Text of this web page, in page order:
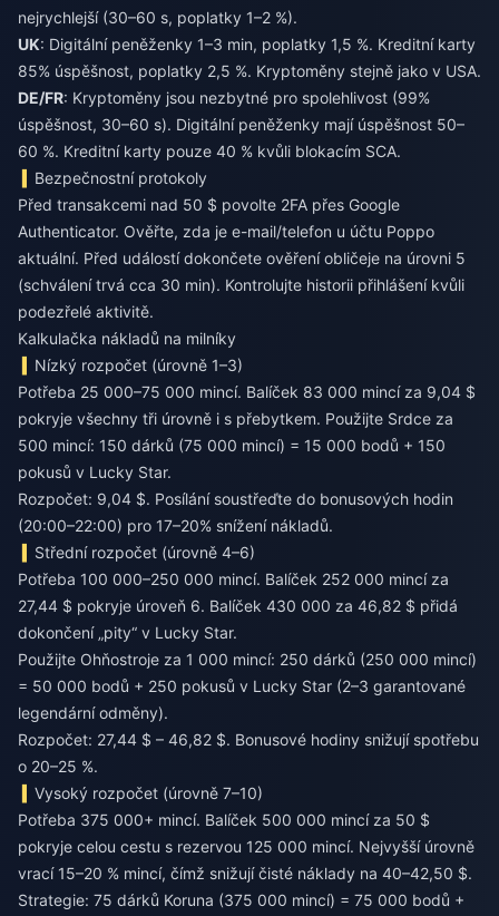
nejrychlejší (30–60 s, poplatky 1–2 %).
UK: Digitální peněženky 1–3 min, poplatky 1,5 %. Kreditní karty
85% úspěšnost, poplatky 2,5 %. Kryptoměny stejně jako v USA.
DE/FR: Kryptoměny jsou nezbytné pro spolehlivost (99%
úspěšnost, 30–60 s). Digitální peněženky mají úspěšnost 50–
60 %. Kreditní karty pouze 40 % kvůli blokacím SCA.
Bezpečnostní protokoly
Před transakcemi nad 50 $ povolte 2FA přes Google
Authenticator. Ověřte, zda je e-mail/telefon u účtu Poppo
aktuální. Před událostí dokončete ověření obličeje na úrovni 5
(schválení trvá cca 30 min). Kontrolujte historii přihlášení kvůli
podezřelé aktivitě.
Kalkulačka nákladů na milníky
Nízký rozpočet (úrovně 1–3)
Potřeba 25 000–75 000 mincí. Balíček 83 000 mincí za 9,04 $
pokryje všechny tři úrovně i s přebytkem. Použijte Srdce za
500 mincí: 150 dárků (75 000 mincí) = 15 000 bodů + 150
pokusů v Lucky Star.
Rozpočet: 9,04 $. Posílání soustřeďte do bonusových hodin
(20:00–22:00) pro 17–20% snížení nákladů.
Střední rozpočet (úrovně 4–6)
Potřeba 100 000–250 000 mincí. Balíček 252 000 mincí za
27,44 $ pokryje úroveň 6. Balíček 430 000 za 46,82 $ přidá
dokončení „pity“ v Lucky Star.
Použijte Ohňostroje za 1 000 mincí: 250 dárků (250 000 mincí)
= 50 000 bodů + 250 pokusů v Lucky Star (2–3 garantované
legendární odměny).
Rozpočet: 27,44 $ – 46,82 $. Bonusové hodiny snižují spotřebu
o 20–25 %.
Vysoký rozpočet (úrovně 7–10)
Potřeba 375 000+ mincí. Balíček 500 000 mincí za 50 $
pokryje celou cestu s rezervou 125 000 mincí. Nejvyšší úrovně
vrací 15–20 % mincí, čímž snižují čisté náklady na 40–42,50 $.
Strategie: 75 dárků Koruna (375 000 mincí) = 75 000 bodů +